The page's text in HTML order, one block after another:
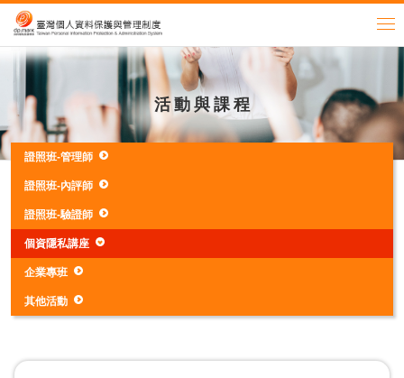
活動與課程
證照班-管理師
證照班-內評師
證照班-驗證師
個資隱私講座
企業專班
其他活動